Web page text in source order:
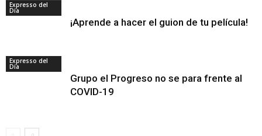
Expresso del
Día
¡Aprende a hacer el guion de tu película!
Expresso del
Día
Grupo el Progreso no se para frente al
COVID-19